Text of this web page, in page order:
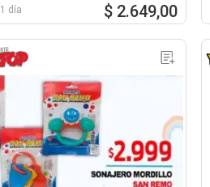
1 día $ 2.649,00